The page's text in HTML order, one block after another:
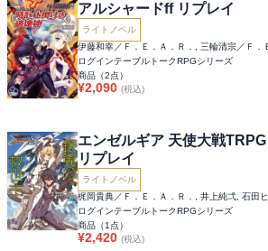
アルシャードff リプレイ
ライトノベル
伊藤和幸／Ｆ．Ｅ．Ａ．Ｒ．, 三輪清宗／Ｆ．
ログインテーブルトークRPGシリーズ
商品（2点）
¥2,090 (税込)
エンゼルギア 天使大戦
リプレイ
ライトノベル
梶岡貴典／Ｆ．Ｅ．Ａ．Ｒ．, 井上純弌, 石田
ログインテーブルトークRPGシリーズ
商品（1 点）
¥2,420 (税込)